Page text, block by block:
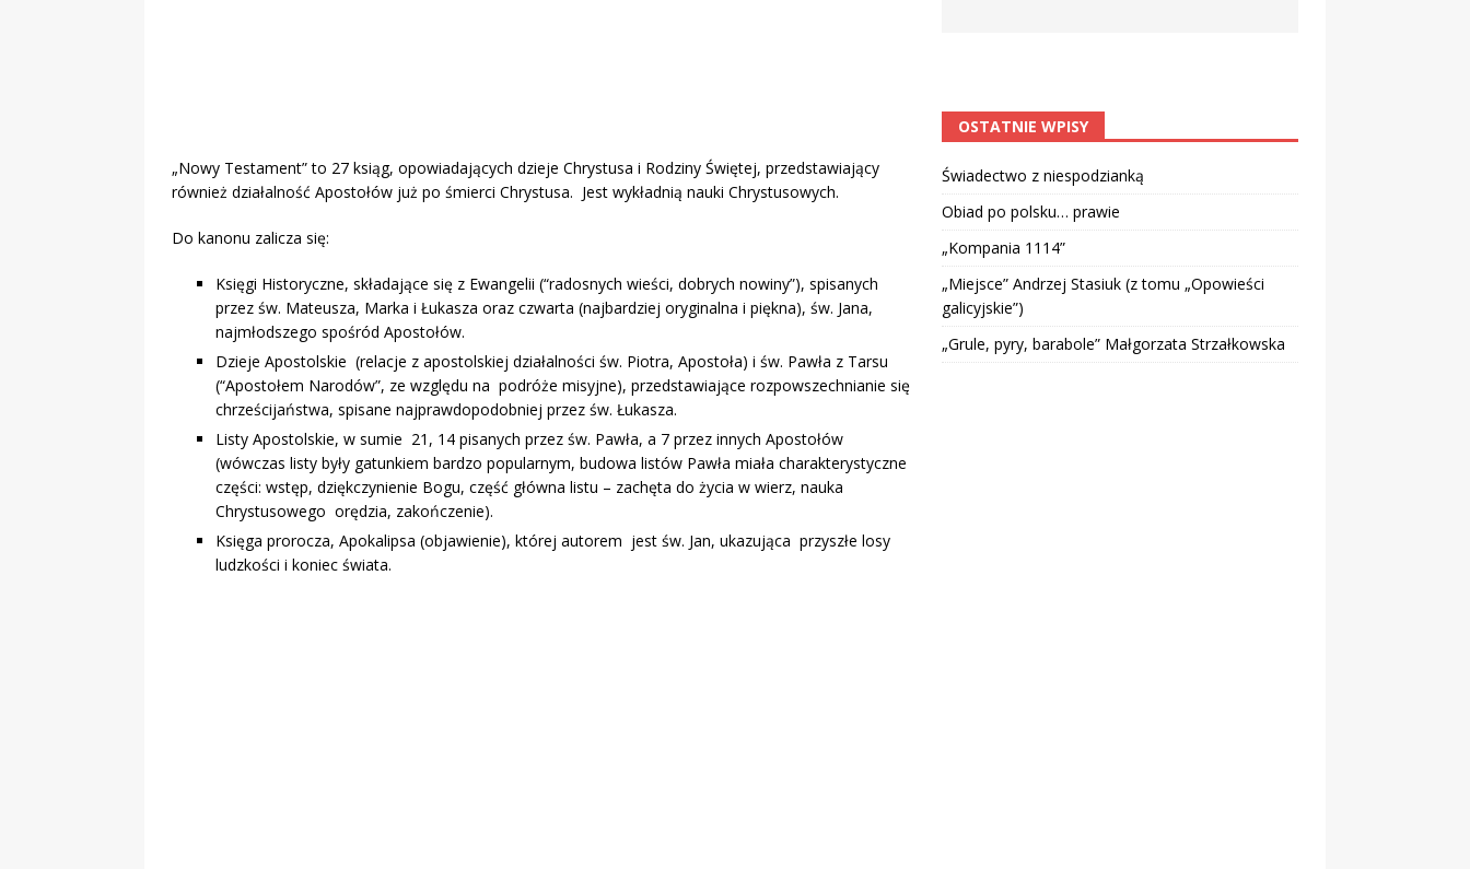
„Nowy Testament” to 27 ksiąg, opowiadających dzieje Chrystusa i Rodziny Świętej, przedstawiający
również działalność Apostołów już po śmierci Chrystusa. Jest wykładnią nauki Chrystusowych.
Do kanonu zalicza się:
Księgi Historyczne, składające się z Ewangelii (“radosnych wieści, dobrych nowiny”), spisanych
przez św. Mateusza, Marka i Łukasza oraz czwarta (najbardziej oryginalna i piękna), św. Jana,
najmłodszego spośród Apostołów.
Dzieje Apostolskie (relacje z apostolskiej działalności św. Piotra, Apostoła) i św. Pawła z Tarsu
(“Apostołem Narodów”, ze względu na podróże misyjne), przedstawiające rozpowszechnianie się
chrześcijaństwa, spisane najprawdopodobniej przez św. Łukasza.
Listy Apostolskie, w sumie 21, 14 pisanych przez św. Pawła, a 7 przez innych Apostołów
(wówczas listy były gatunkiem bardzo popularnym, budowa listów Pawła miała charakterystyczne
części: wstęp, dziękczynienie Bogu, część główna listu – zachęta do życia w wierz, nauka
Chrystusowego orędzia, zakończenie).
Księga prorocza, Apokalipsa (objawienie), której autorem jest św. Jan, ukazująca przyszłe losy
ludzkości i koniec świata.
OSTATNIE WPISY
Świadectwo z niespodzianką
Obiad po polsku… prawie
„Kompania 1114”
„Miejsce” Andrzej Stasiuk (z tomu „Opowieści
galicyjskie”)
„Grule, pyry, barabole” Małgorzata Strzałkowska